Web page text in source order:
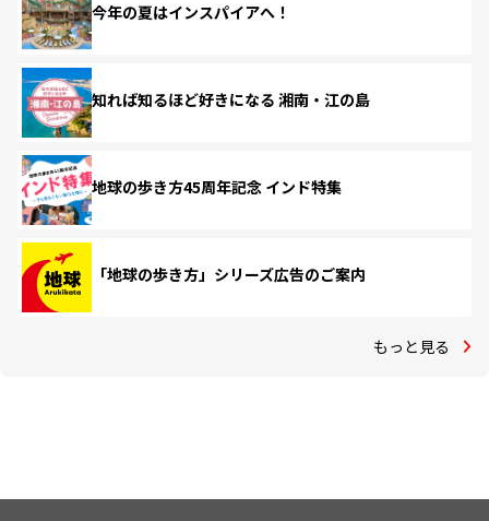
今年の夏はインスパイアへ！
知れば知るほど好きになる 湘南・江の島
地球の歩き方45周年記念 インド特集
「地球の歩き方」シリーズ広告のご案内
もっと見る